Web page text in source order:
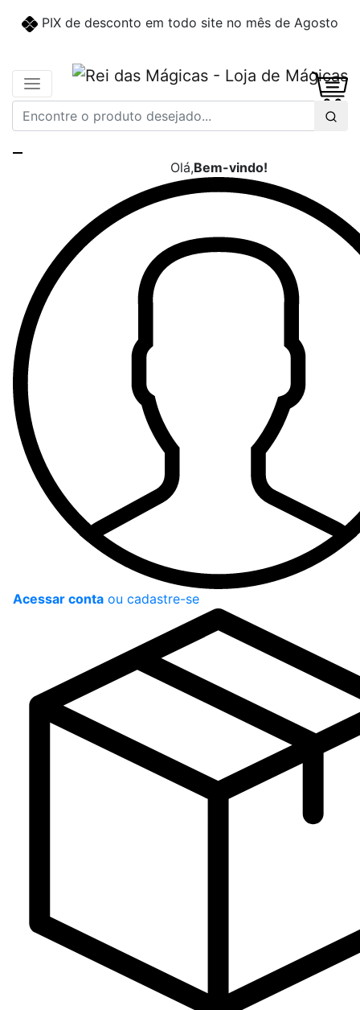
PIX de desconto em todo site no mês de Agosto
Olá,Bem-vindo!
Acessar conta ou cadastre-se